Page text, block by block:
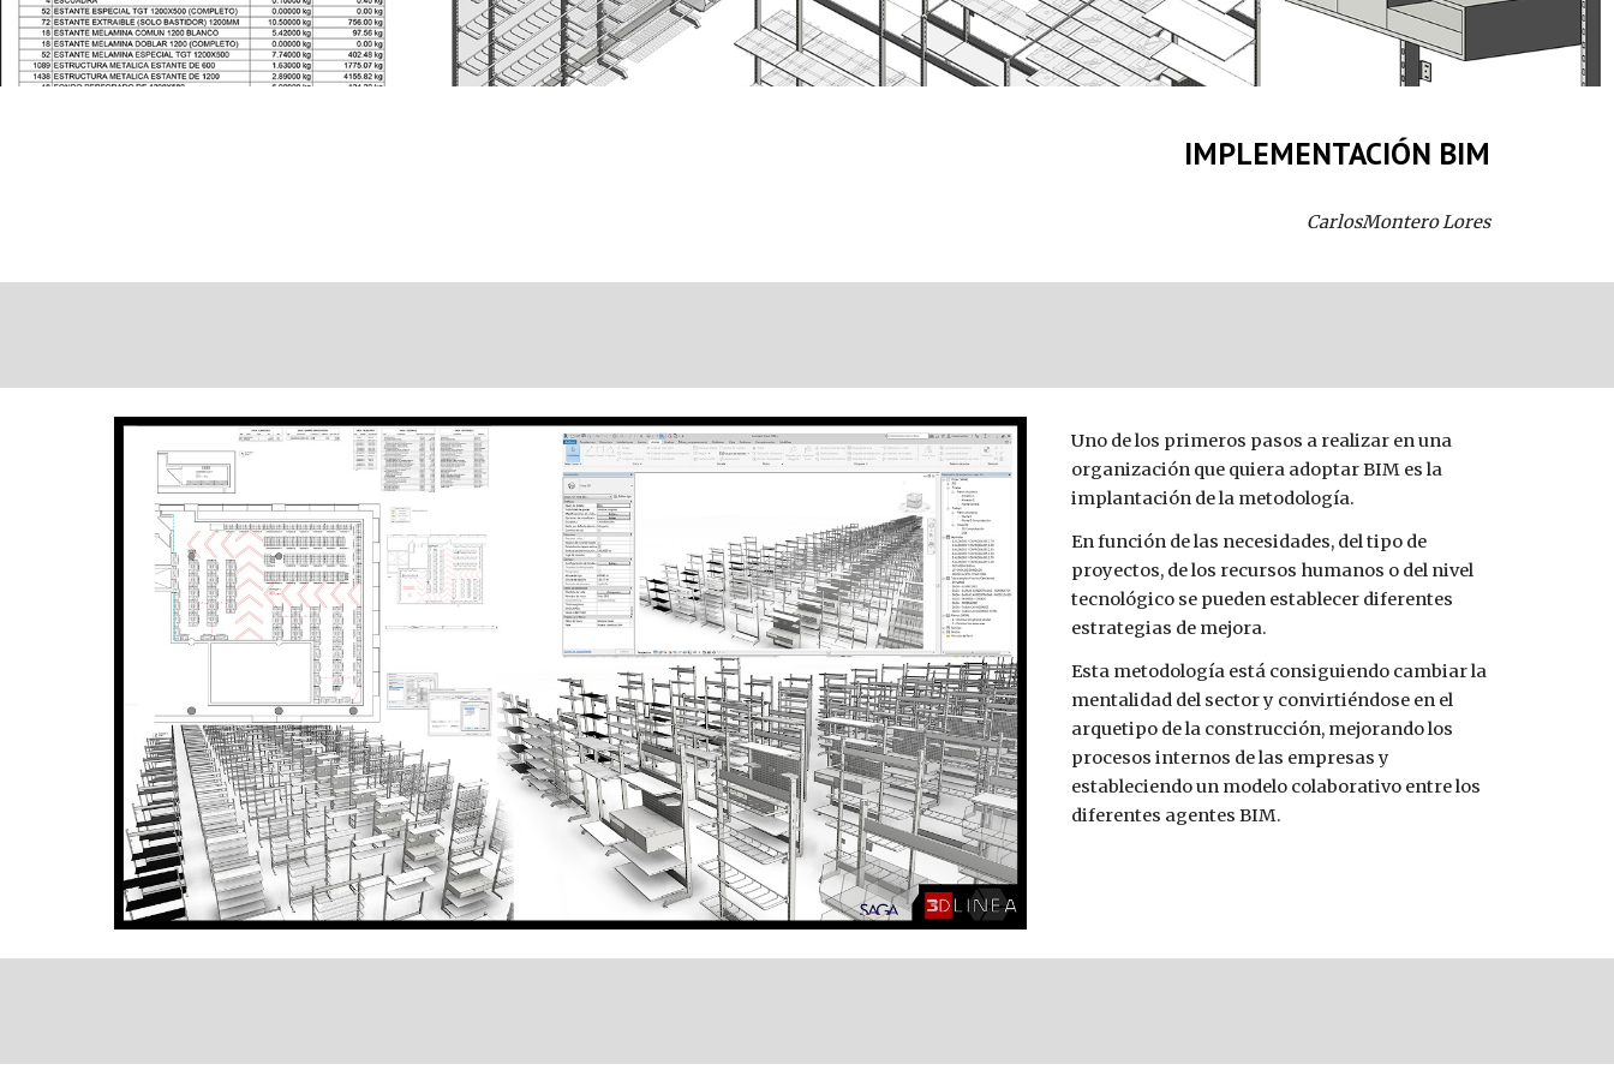
IMPLEMENTACIÓN BIM
CarlosMontero Lores
Uno de los primeros pasos a realizar en una
organización que quiera adoptar BIM es la
implantación de la metodología.
En función de las necesidades, del tipo de
proyectos, de los recursos humanos o del nivel
tecnológico se pueden establecer diferentes
estrategias de mejora.
Esta metodología está consiguiendo cambiar la
mentalidad del sector y convirtiéndose en el
arquetipo de la construcción, mejorando los
procesos internos de las empresas y
estableciendo un modelo colaborativo entre los
diferentes agentes BIM.